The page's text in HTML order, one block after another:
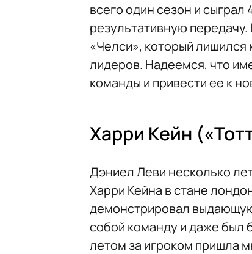
всего один сезон и сыграл
результативную
«Челси», который лишился
лидеров. Надеемся, что
команды и привести ее к
Харри Кейн
Дэниел Леви несколько
Харри Кейна в стане
демонстрировал
собой команду и даже был
летом за игроком пришла